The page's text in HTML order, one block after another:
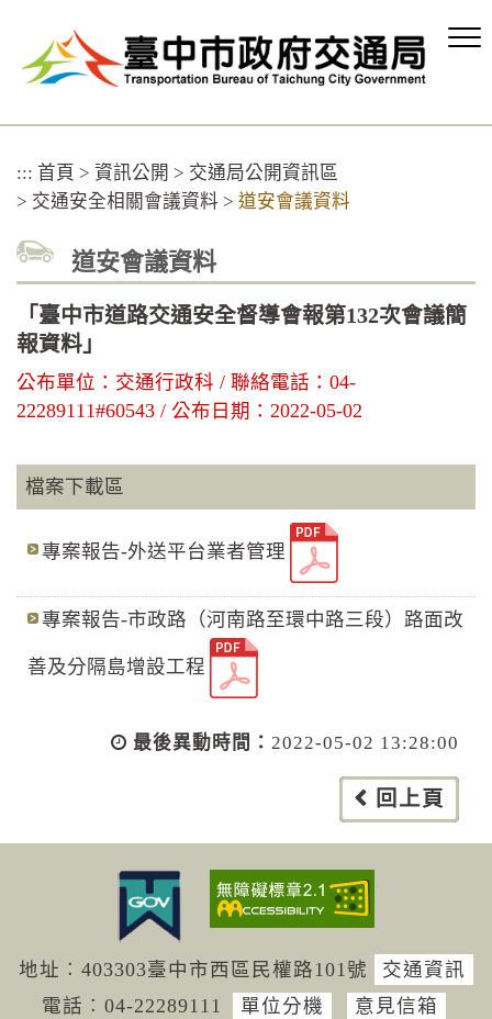
容
::: 首頁 > 資訊公開 > 交通局公開資訊區
> 交通安全相關會議資料 > 道安會議資料
道安會議資料
「臺中市道路交通安全督導會報第132次會議簡
報資料」
公布單位：交通行政科 / 聯絡電話：04-
22289111#60543 / 公布日期：2022-05-02
檔案下載區
專案報告-外送平台業者管理
專案報告-市政路（河南路至環中路三段）路面改
善及分隔島增設工程
最後異動時間： 2022-05-02 13:28:00
回上頁
地址︰403303臺中市西區民權路101號
交通資訊
電話︰04-22289111 單位分機
意見信箱